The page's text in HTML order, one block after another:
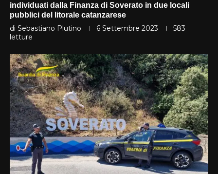
individuati dalla Finanza di Soverato in due locali
pubblici del litorale catanzarese
di Sebastiano Plutino 6 Settembre 2023
583
letture